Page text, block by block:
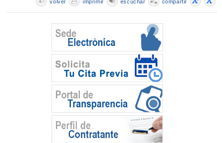
compartir
escuchar
imprimir
volver